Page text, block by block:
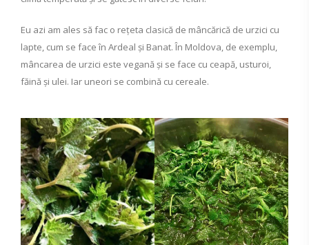
Eu azi am ales să fac o rețeta clasică de mâncărică de urzici cu
lapte, cum se face în Ardeal și Banat. În Moldova, de exemplu,
mâncarea de urzici este vegană și se face cu ceapă, usturoi,
făină și ulei. Iar uneori se combină cu cereale.